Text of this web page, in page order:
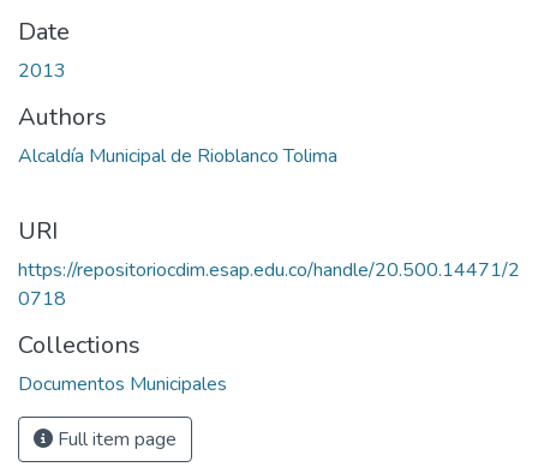
Date
2013
Authors
Alcaldía Municipal de Rioblanco Tolima
URI
https://repositoriocdim.esap.edu.co/handle/20.500.14471/2
0718
Collections
Documentos Municipales
Full item page